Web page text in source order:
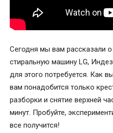
Сегодня мы вам рассказали
стиральную машину LG,
для этого потребуется. Как
вам понадобится только
разборки и снятие верхней
минут. Пробуйте,
все получится!